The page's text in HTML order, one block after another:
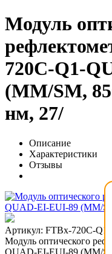
Модуль
720C-Q1-
(ММ/SМ,
нм, 27/
Описание
Характеристики
Отзывы
Артикул: FTBx-720C-
Модуль оптического
QUAD-EI-EUI-89 (ММ/